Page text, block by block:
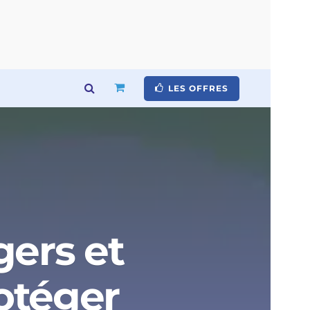
LES OFFRES
et